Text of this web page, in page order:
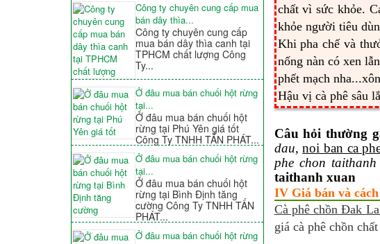
Công ty chuyên cung cấp mua
bán dây thìa...
Công ty chuyên cung cấp
mua bán dây thìa canh tại
TPHCM chất lượng Công
Ty...
Ở đâu mua bán chuối hột rừng
tại...
Ở đâu mua bán chuối hột
rừng tại Phú Yên giá tốt
Công Ty TNHH TẤN PHÁT...
Ở đâu mua bán chuối hột rừng
tại...
Ở đâu mua bán chuối hột
rừng tại Bình Định tăng
cường Công Ty TNHH TẤN
PHÁT...
Ở đâu mua bán chuối hột rừng
chất vì sức khỏe.
khỏe người tiêu
Khi pha chế và
nống nàn có xen
phết mạch
Hậu vị cà phê sâu
Câu hỏi thường
dau,noi ban ca
phe chon
taithanh xuan
IV Giá bán và
Cà phê chồn Đak
giá cà phê chồn